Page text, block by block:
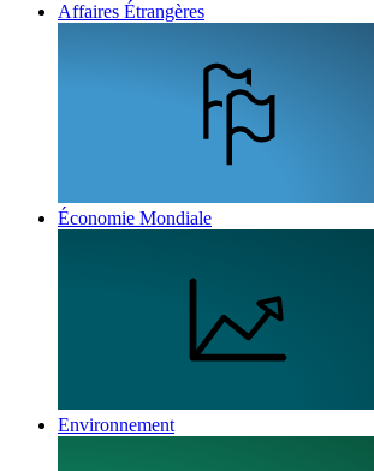
Affaires Étrangères
Économie Mondiale
Environnement